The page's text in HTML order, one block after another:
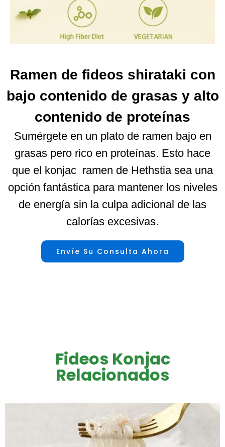
Ramen de fideos shirataki con
bajo contenido de grasas y alto
contenido de proteínas
Sumérgete en un plato de ramen bajo en
grasas pero rico en proteínas. Esto hace
que el konjac ramen de Hethstia sea una
opción fantástica para mantener los niveles
de energía sin la culpa adicional de las
calorías excesivas.
Envíe Su Consulta Ahora
Fideos Konjac
Relacionados